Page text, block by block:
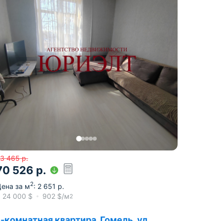
465 р.
526 р.
за м2: 2 651 р.
24 000 $ 902 $/м2